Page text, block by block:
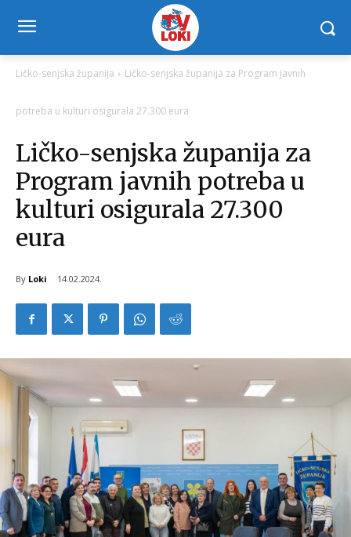
Ličko-senjska županija Ličko-senjska županija za Program javnih
potreba u kulturi osigurala 27.300 eura
Ličko-senjska županija za
Program javnih potreba u
kulturi osigurala 27.300
eura
By Loki 14.02.2024.